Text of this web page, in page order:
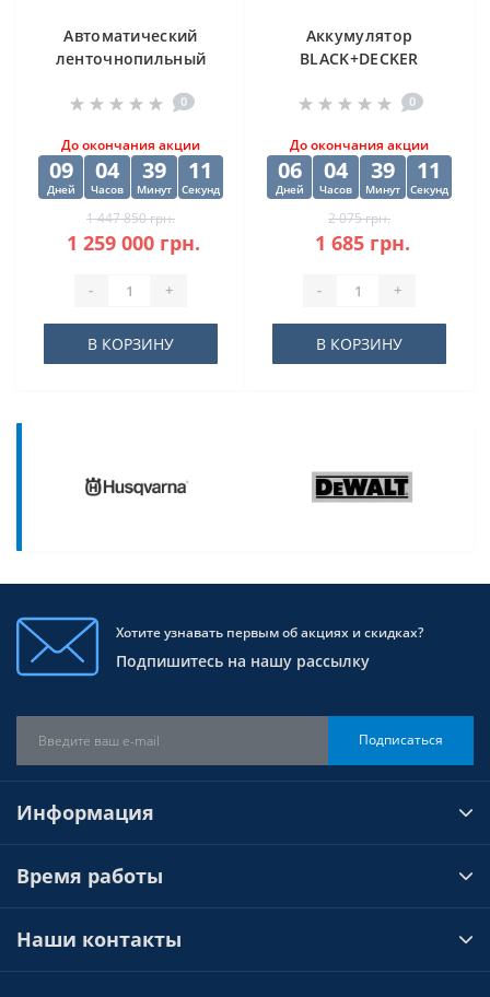
Автоматический
ленточнопильный
500SA
0
До окончания акции
09
Дней
04
Часов
39
Минут
11
Секунд
1 447 850 грн.
1 259 000 грн.
- +
В КОРЗИНУ
Аккумулятор
BLACK+DECKER
0
До окончания акции
06
Дней
04
Часов
39
Минут
11
Секунд
2 075 грн.
1 685 грн.
- +
В КОРЗИНУ
Хотите узнавать первым об акциях и скидках?
Подпишитесь на нашу рассылку
Подписаться
Информация
Время работы
Наши контакты